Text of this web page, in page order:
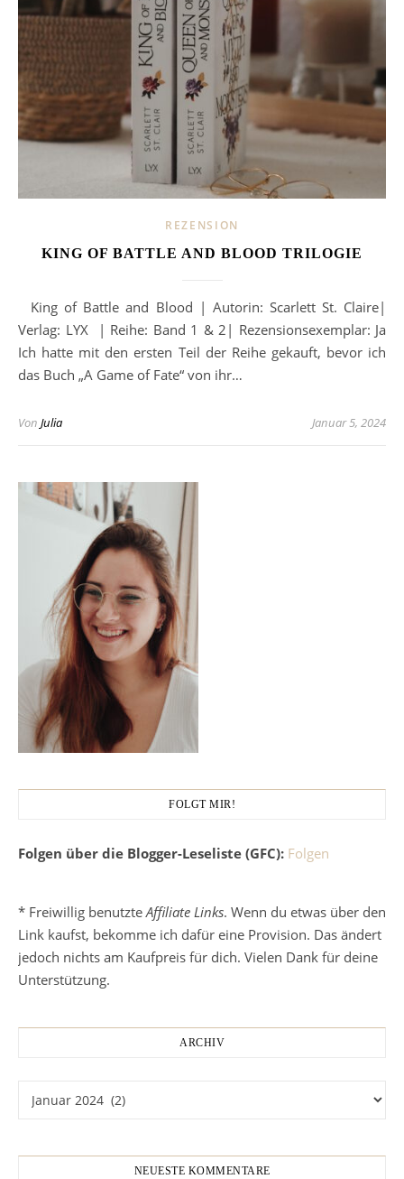
REZENSION
KING OF BATTLE AND BLOOD TRILOGIE
King of Battle and Blood | Autorin: Scarlett St. Claire|
Verlag: LYX | Reihe: Band 1 & 2| Rezensionsexemplar: Ja
Ich hatte mit den ersten Teil der Reihe gekauft, bevor ich
das Buch „A Game of Fate“ von ihr…
Von Julia Januar 5, 2024
FOLGT MIR!
Folgen über die Blogger-Leseliste (GFC): Folgen
* Freiwillig benutzteAffiliate Links. Wenn du etwas über den
Link kaufst, bekomme ich dafür eine Provision. Das ändert
jedoch nichts am Kaufpreis für dich. Vielen Dank für deine
Unterstützung.
ARCHIV
NEUESTE KOMMENTARE